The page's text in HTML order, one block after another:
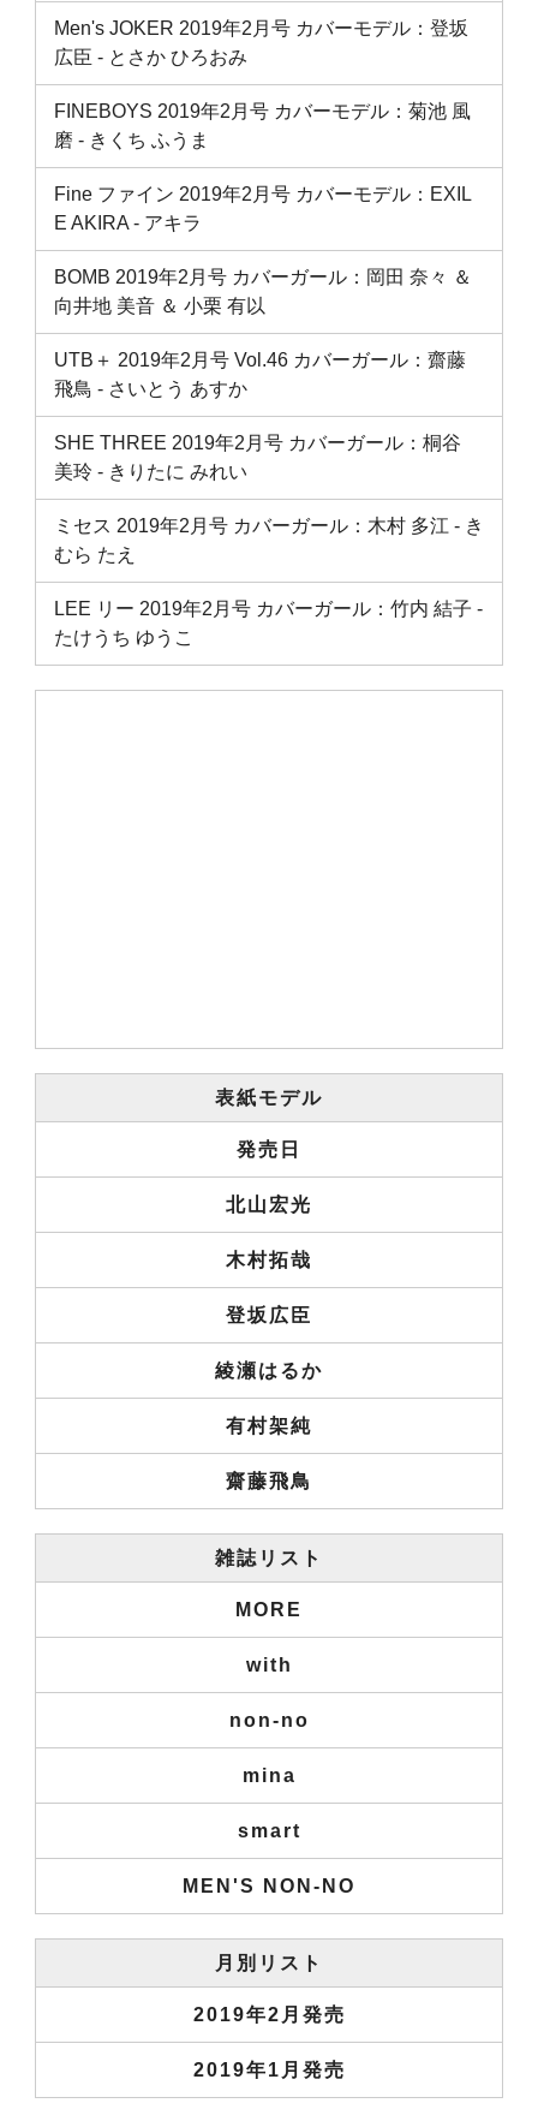
Men's JOKER 2019年2月号 カバーモデル：登坂
広臣 ‐ とさか ひろおみ
FINEBOYS 2019年2月号 カバーモデル：菊池 風
磨 ‐ きくち ふうま
Fine ファイン 2019年2月号 カバーモデル：EXIL
E AKIRA ‐ アキラ
BOMB 2019年2月号 カバーガール：岡田 奈々 ＆
向井地 美音 ＆ 小栗 有以
UTB＋ 2019年2月号 Vol.46 カバーガール：齋藤
飛鳥 ‐ さいとう あすか
SHE THREE 2019年2月号 カバーガール：桐谷
美玲 ‐ きりたに みれい
ミセス 2019年2月号 カバーガール：木村 多江 ‐ き
むら たえ
LEE リー 2019年2月号 カバーガール：竹内 結子 ‐
たけうち ゆうこ
表紙モデル
発売日
北山宏光
木村拓哉
登坂広臣
綾瀬はるか
有村架純
齋藤飛鳥
雑誌リスト
MORE
with
non-no
mina
smart
MEN'S NON-NO
月別リスト
2019年2月発売
2019年1月発売